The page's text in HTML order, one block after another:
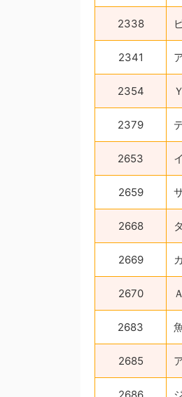
2338
2341
2354
2379
2653
2659
2668
2669
2670
2683
2685